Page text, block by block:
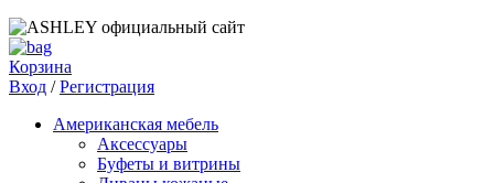
Корзина
Вход /Регистрация
Американская мебель
Аксессуары
Буфеты и витрины